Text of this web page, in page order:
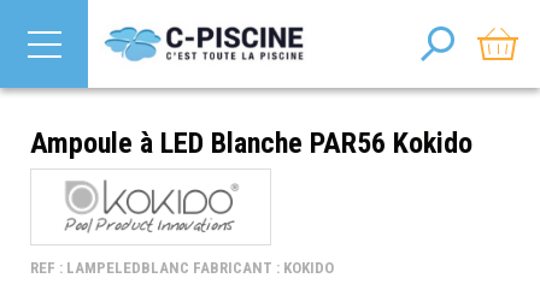
Ampoule à LED Blanche PAR56 Kokido
REF : LAMPELEDBLANC FABRICANT : KOKIDO